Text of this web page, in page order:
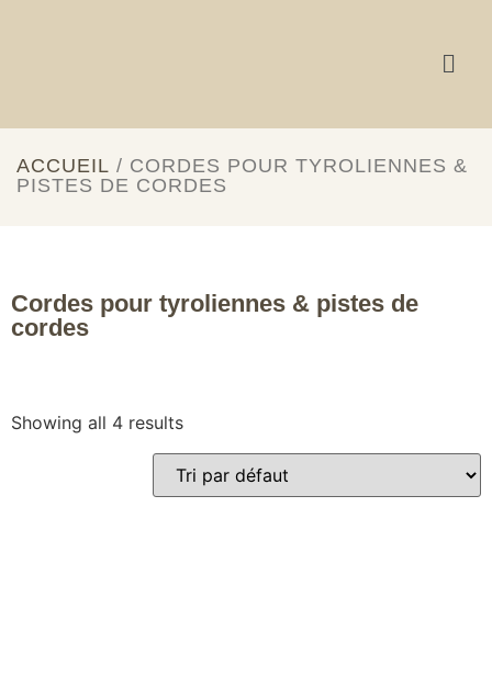
ACCUEIL / CORDES POUR TYROLIENNES &
PISTES DE CORDES
Cordes pour tyroliennes & pistes de
cordes
Showing all 4 results